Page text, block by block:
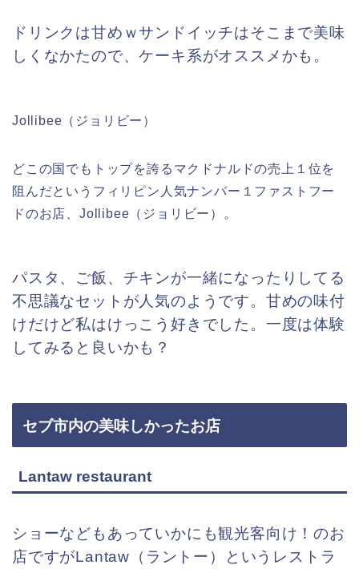
ドリンクは甘めｗサンドイッチはそこまで美味
しくなかたので、ケーキ系がオススメかも。
Jollibee（ジョリビー）
どこの国でもトップを誇るマクドナルドの売上１位を
阻んだというフィリピン人気ナンバー１ファストフー
ドのお店、Jollibee（ジョリビー）。
パスタ、ご飯、チキンが一緒になったりしてる
不思議なセットが人気のようです。甘めの味付
けだけど私はけっこう好きでした。一度は体験
してみると良いかも？
セブ市内の美味しかったお店
Lantaw restaurant
ショーなどもあっていかにも観光客向け！のお
店ですがLantaw（ラントー）というレストラ